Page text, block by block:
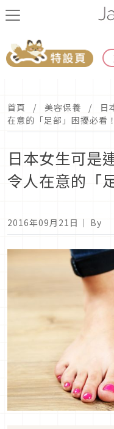
首頁 美容保養
日
在意的「足部」困擾必看！
日本女生可是
令人在意的「
2016年09月21日 ｜ By